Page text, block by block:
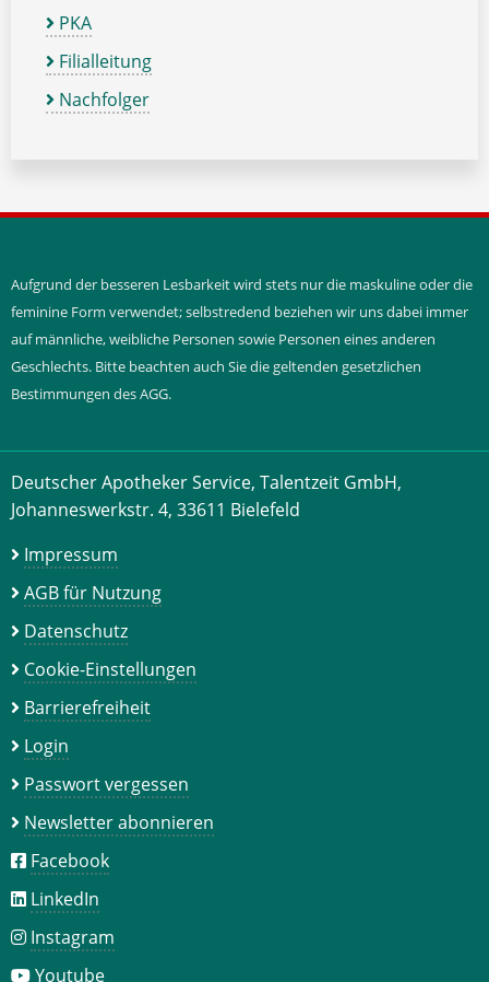
PKA
Filialleitung
Nachfolger
Aufgrund der besseren Lesbarkeit wird stets nur die maskuline oder die
feminine Form verwendet; selbstredend beziehen wir uns dabei immer
auf männliche, weibliche Personen sowie Personen eines anderen
Geschlechts. Bitte beachten auch Sie die geltenden gesetzlichen
Bestimmungen des AGG.
Deutscher Apotheker Service, Talentzeit GmbH,
Johanneswerkstr. 4, 33611 Bielefeld
Impressum
AGB für Nutzung
Datenschutz
Cookie-Einstellungen
Barrierefreiheit
Login
Passwort vergessen
Newsletter abonnieren
Facebook
LinkedIn
Instagram
Youtube